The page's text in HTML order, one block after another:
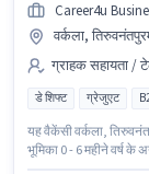
Career4u
वर्कला,
ग्राहक सहायता /
डे शिफ्ट ग्रेजुएट
यह वैकेंसी वर्कला,
भूमिका 0 - 6 महीने वर्ष के